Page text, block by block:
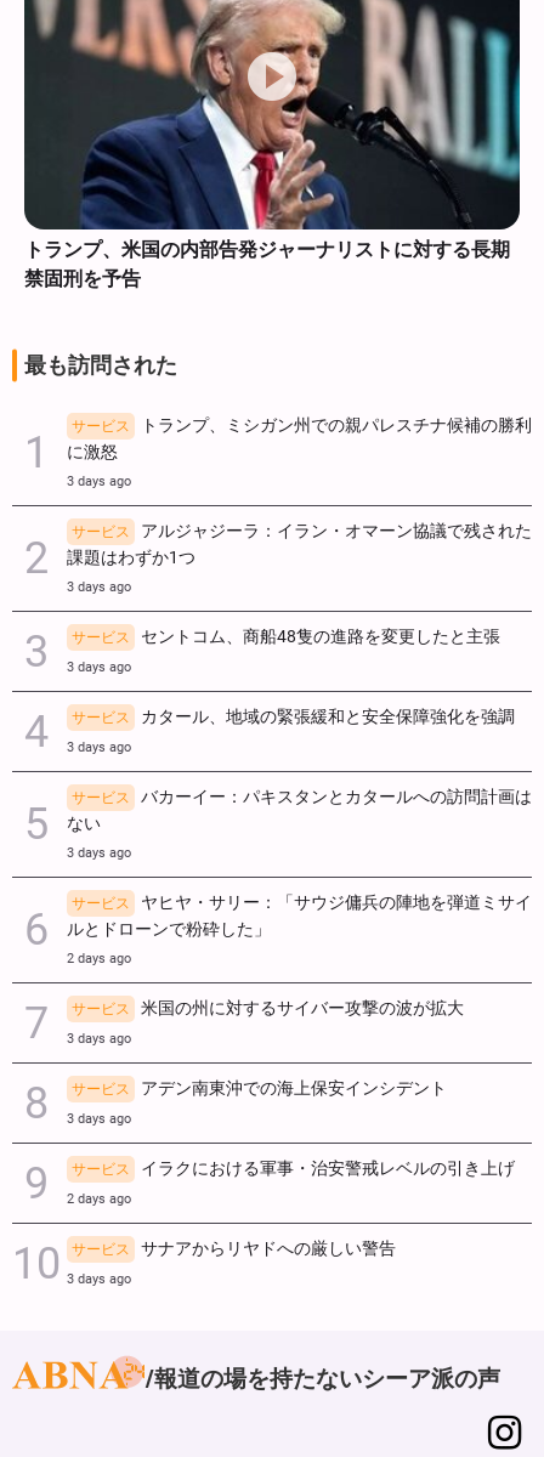
トランプ、米国の内部告発ジャーナリストに対する長期
禁固刑を予告
最も訪問された
サービス
トランプ、ミシガン州での親パレスチナ候補の勝利
に激怒
3 days ago
サービス
アルジャジーラ：イラン・オマーン協議で残された
課題はわずか1つ
3 days ago
サービス セントコム、商船48隻の進路を変更したと主張
3 days ago
サービス カタール、地域の緊張緩和と安全保障強化を強調
3 days ago
サービス
バカーイー：パキスタンとカタールへの訪問計画は
ない
3 days ago
サービス
ヤヒヤ・サリー：「サウジ傭兵の陣地を弾道ミサイ
ルとドローンで粉砕した」
2 days ago
サービス 米国の州に対するサイバー攻撃の波が拡大
3 days ago
サービス アデン南東沖での海上保安インシデント
3 days ago
サービス イラクにおける軍事・治安警戒レベルの引き上げ
2 days ago
サービス サナアからリヤドへの厳しい警告
3 days ago
報道の場を持たないシーア派の声